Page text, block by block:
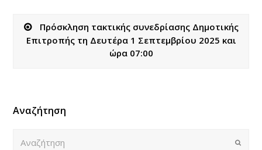
Πρόσκληση τακτικής συνεδρίασης Δημοτικής
Επιτροπής τη Δευτέρα 1 Σεπτεμβρίου 2025 και
ώρα 07:00
Αναζήτηση
Submit